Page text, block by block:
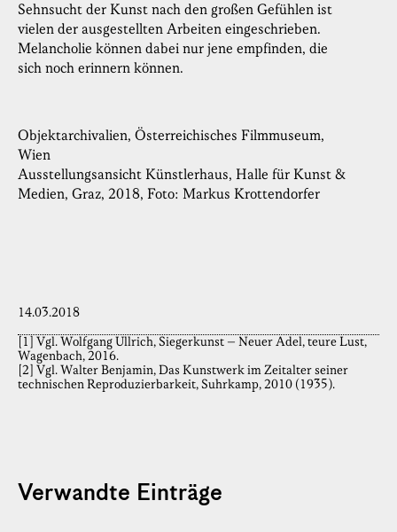
Sehnsucht der Kunst nach den großen Gefühlen ist
vielen der ausgestellten Arbeiten eingeschrieben.
Melancholie können dabei nur jene empfinden, die
sich noch erinnern können.
Objektarchivalien, Österreichisches Filmmuseum,
Wien
Ausstellungsansicht Künstlerhaus, Halle für Kunst &
Medien, Graz, 2018, Foto: Markus Krottendorfer
14.03.2018
[1] Vgl. Wolfgang Ullrich, Siegerkunst – Neuer Adel, teure Lust,
Wagenbach, 2016.
[2] Vgl. Walter Benjamin, Das Kunstwerk im Zeitalter seiner
technischen Reproduzierbarkeit, Suhrkamp, 2010 (1935).
Verwandte Einträge